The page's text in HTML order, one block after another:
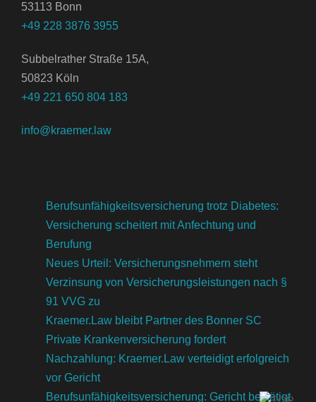
53113 Bonn
+49 228 3876 3955
Subbelrather Straße 15A,
50823 Köln
+49 221 650 804 183
info@kraemer.law
Berufsunfähigkeitsversicherung trotz Diabetes:
Versicherung scheitert mit Anfechtung und
Berufung
Neues Urteil: Versicherungsnehmern steht
Verzinsung von Versicherungsleistungen nach §
91 VVG zu
Kraemer.Law bleibt Partner des Bonner SC
Private Krankenversicherung fordert
Nachzahlung: Kraemer.Law verteidigt erfolgreich
vor Gericht
Berufsunfähigkeitsversicherung: Gericht bestätigt